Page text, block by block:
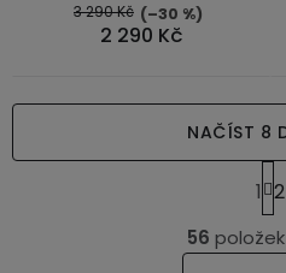
2 290 Kč
3 290 Kč (–30 %)
O
v
NAČÍST 8
S
t
r
á
1 2
56